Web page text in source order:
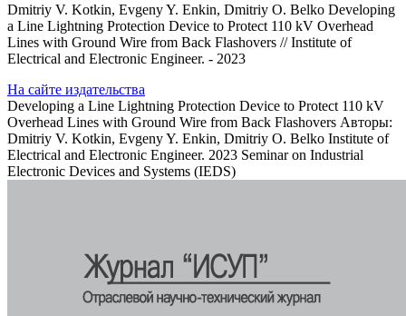
Dmitriy V. Kotkin, Evgeny Y. Enkin, Dmitriy O. Belko Developing
a Line Lightning Protection Device to Protect 110 kV Overhead
Lines with Ground Wire from Back Flashovers // Institute of
Electrical and Electronic Engineer. - 2023
На сайте издательства
Developing a Line Lightning Protection Device to Protect 110 kV
Overhead Lines with Ground Wire from Back Flashovers Авторы:
Dmitriy V. Kotkin, Evgeny Y. Enkin, Dmitriy O. Belko Institute of
Electrical and Electronic Engineer. 2023 Seminar on Industrial
Electronic Devices and Systems (IEDS)